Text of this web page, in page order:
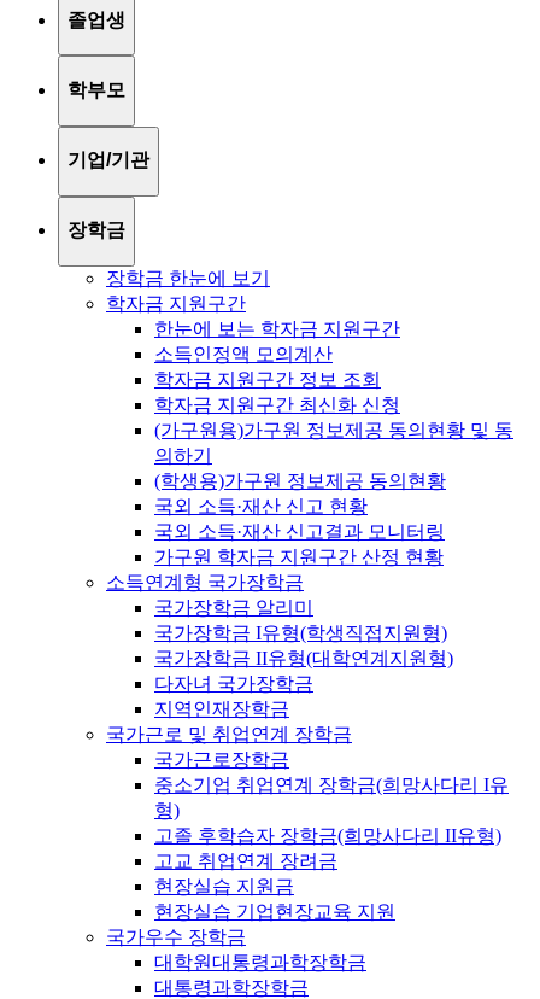
졸업생
학부모
기업/기관
장학금
장학금 한눈에 보기
학자금 지원구간
한눈에 보는 학자금 지원구간
소득인정액 모의계산
학자금 지원구간 정보 조회
학자금 지원구간 최신화 신청
(가구원용)가구원 정보제공 동의현황 및 동
의하기
(학생용)가구원 정보제공 동의현황
국외 소득·재산 신고 현황
국외 소득·재산 신고결과 모니터링
가구원 학자금 지원구간 산정 현황
소득연계형 국가장학금
국가장학금 알리미
국가장학금 I유형(학생직접지원형)
국가장학금 II유형(대학연계지원형)
다자녀 국가장학금
지역인재장학금
국가근로 및 취업연계 장학금
국가근로장학금
중소기업 취업연계 장학금(희망사다리 I유
형)
고졸 후학습자 장학금(희망사다리 II유형)
고교 취업연계 장려금
현장실습 지원금
현장실습 기업현장교육 지원
국가우수 장학금
대학원대통령과학장학금
대통령과학장학금